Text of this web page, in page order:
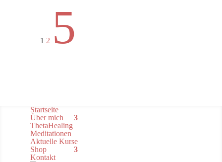
1 2 5
Startseite
Über mich
ThetaHealing
Meditationen
Aktuelle Kurse
Shop
Kontakt